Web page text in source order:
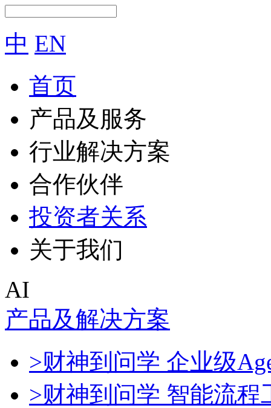
中 EN
首页
产品及服务
行业解决方案
合作伙伴
投资者关系
关于我们
AI
产品及解决方案
>财神到问学 企业级
>财神到问学 智能流程